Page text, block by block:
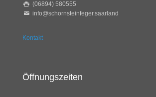
(06894) 580555
info@schornsteinfeger.saarland
Kontakt
Öffnungszeiten